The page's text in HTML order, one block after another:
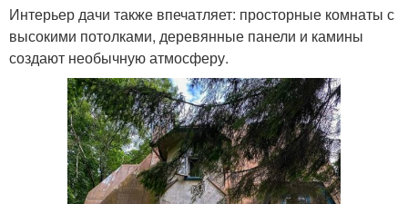
Интерьер дачи также впечатляет: просторные комнаты с
высокими потолками, деревянные панели и камины
создают необычную атмосферу.